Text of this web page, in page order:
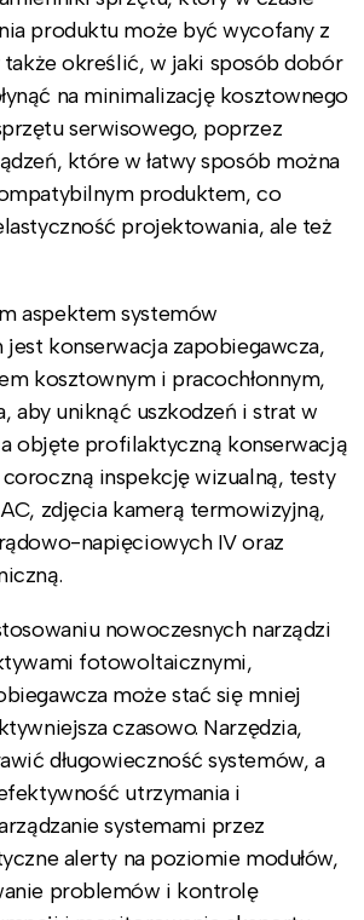
produktu może być wycofany z
także określić, w jaki sposób dobór
na minimalizację kosztownego
serwisowego, poprzez
które w łatwy sposób można
produktem, co
projektowania, ale też
aspektem systemów
konserwacja zapobiegawcza,
kosztownym i pracochłonnym,
aby uniknąć uszkodzeń i strat w
objęte profilaktyczną konserwacją
inspekcję wizualną, testy
zdjęcia kamerą termowizyjną,
napięciowych IV oraz
nowoczesnych narządzi
fotowoltaicznymi,
może stać się mniej
czasowo. Narzędzia,
długowieczność systemów, a
utrzymania i
systemami przez
alerty na poziomie modułów,
problemów i kontrolę